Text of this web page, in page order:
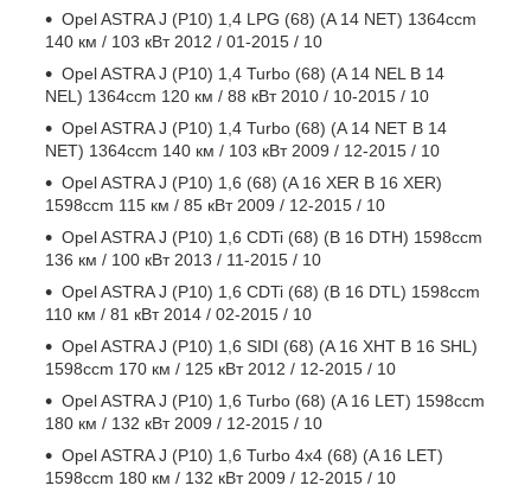
Opel ASTRA J (P10) 1,4 LPG (68) (A 14 NET) 1364ccm
140 км / 103 кВт 2012 / 01-2015 / 10
Opel ASTRA J (P10) 1,4 Turbo (68) (A 14 NEL B 14
NEL) 1364ccm 120 км / 88 кВт 2010 / 10-2015 / 10
Opel ASTRA J (P10) 1,4 Turbo (68) (A 14 NET B 14
NET) 1364ccm 140 км / 103 кВт 2009 / 12-2015 / 10
Opel ASTRA J (P10) 1,6 (68) (A 16 XER B 16 XER)
1598ccm 115 км / 85 кВт 2009 / 12-2015 / 10
Opel ASTRA J (P10) 1,6 CDTi (68) (B 16 DTH) 1598ccm
136 км / 100 кВт 2013 / 11-2015 / 10
Opel ASTRA J (P10) 1,6 CDTi (68) (B 16 DTL) 1598ccm
110 км / 81 кВт 2014 / 02-2015 / 10
Opel ASTRA J (P10) 1,6 SIDI (68) (A 16 XHT B 16 SHL)
1598ccm 170 км / 125 кВт 2012 / 12-2015 / 10
Opel ASTRA J (P10) 1,6 Turbo (68) (A 16 LET) 1598ccm
180 км / 132 кВт 2009 / 12-2015 / 10
Opel ASTRA J (P10) 1,6 Turbo 4x4 (68) (A 16 LET)
1598ccm 180 км / 132 кВт 2009 / 12-2015 / 10